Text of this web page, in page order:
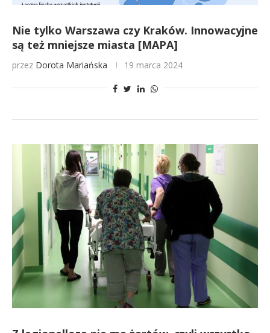
Nie tylko Warszawa czy Kraków. Innowacyjne
są też mniejsze miasta [MAPA]
przez Dorota Mariańska 19 marca 2024